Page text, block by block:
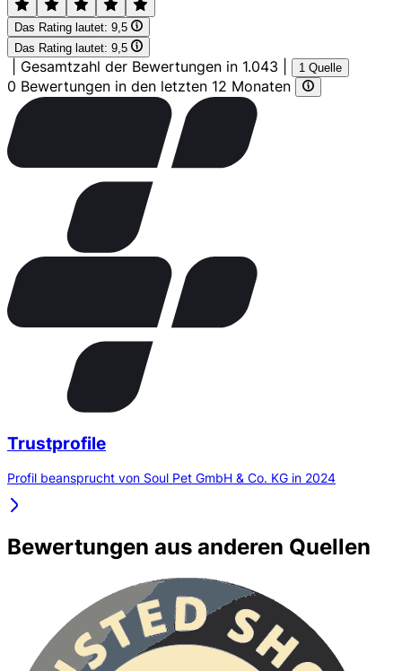
Das Rating lautet: 9,5
Das Rating lautet: 9,5
Gesamtzahl der Bewertungen in 1.043 1 Quelle
0 Bewertungen in den letzten 12 Monaten
Trustprofile
Profil beansprucht von Soul Pet GmbH & Co. KG in 2024
Bewertungen aus anderen Quellen